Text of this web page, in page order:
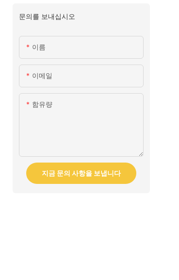
문의를 보내십시오
이름
이메일
함유량
지금 문의 사항을 보냅니다